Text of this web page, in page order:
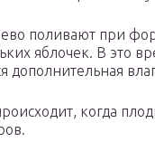
поливают при
яблочек. В это
дополнительная
когда